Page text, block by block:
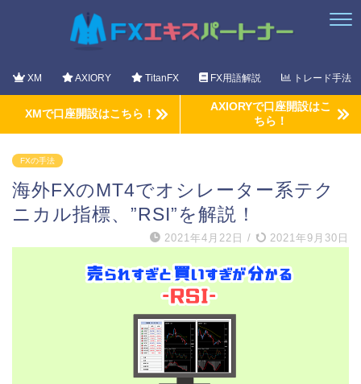
XM AXIORY TitanFX FX用語解説 トレード手法
XMで口座開設はこちら！
AXIORYで口座開設はこ
ちら！
FXの手法
海外FXのMT4でオシレーター系テク
ニカル指標、”RSI”を解説！
2021年4月22日 / 2021年9月30日